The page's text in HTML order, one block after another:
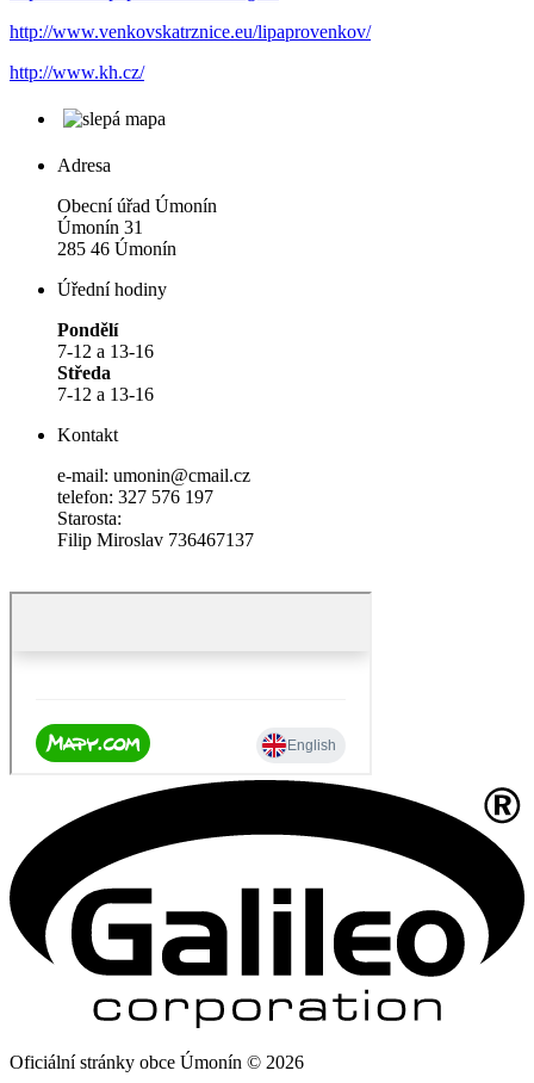
http://www.venkovskatrznice.eu/lipaprovenkov/
http://www.kh.cz/
Adresa
Obecní úřad Úmonín
Úmonín 31
285 46 Úmonín
Úřední hodiny
Pondělí
7-12 a 13-16
Středa
7-12 a 13-16
Kontakt
e-mail: umonin@cmail.cz
telefon: 327 576 197
Starosta:
Filip Miroslav 736467137
Oficiální stránky obce Úmonín © 2026